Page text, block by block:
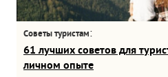
Советы туристам:
61 лучших советов для
личном опыте